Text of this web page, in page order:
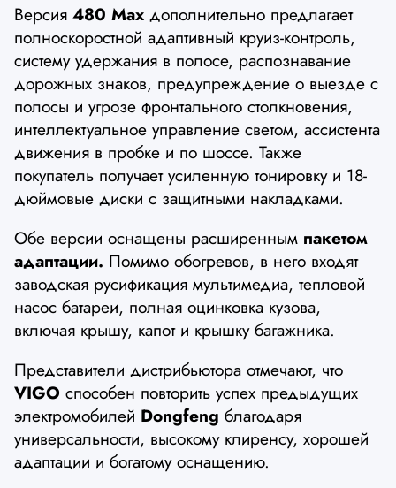
Версия 480 Max дополнительно предлагает
полноскоростной адаптивный круиз-контроль,
систему удержания в полосе, распознавание
дорожных знаков, предупреждение о выезде с
полосы и угрозе фронтального столкновения,
интеллектуальное управление светом, ассистента
движения в пробке и по шоссе. Также
покупатель получает усиленную тонировку и 18-
дюймовые диски с защитными накладками.
Обе версии оснащены расширенным пакетом
адаптации. Помимо обогревов, в него входят
заводская русификация мультимедиа, тепловой
насос батареи, полная оцинковка кузова,
включая крышу, капот и крышку багажника.
Представители дистрибьютора отмечают, что
VIGO способен повторить успех предыдущих
электромобилей Dongfeng благодаря
универсальности, высокому клиренсу, хорошей
адаптации и богатому оснащению.